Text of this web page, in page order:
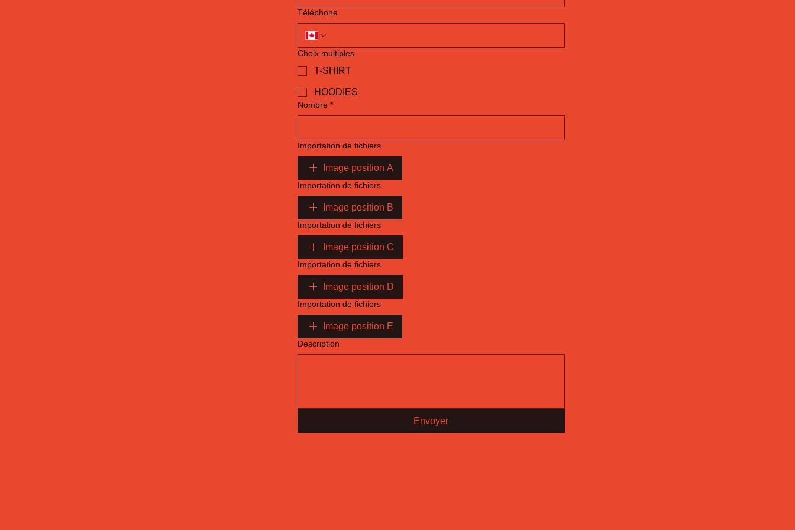
Téléphone
Choix multiples
T-SHIRT
HOODIES
Nombre *
Importation de fichiers
Image position A
Importation de fichiers
Image position B
Importation de fichiers
Image position C
Importation de fichiers
Image position D
Importation de fichiers
Image position E
Description
Envoyer